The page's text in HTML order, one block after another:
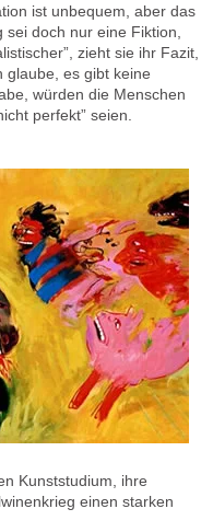
ist unbequem, aber das
doch nur eine Fiktion,
zieht sie ihr Fazit,
glaube, es gibt keine
würden die Menschen
perfekt” seien.
Kunststudium, ihre
einen starken